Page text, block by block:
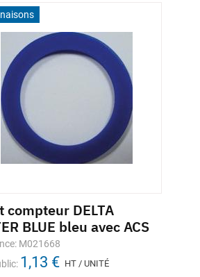
laiton augmenté
€ HT / UNITÉ
compteur DELTA
BLUE bleu avec ACS
M021668
1,13 € HT / UNITÉ